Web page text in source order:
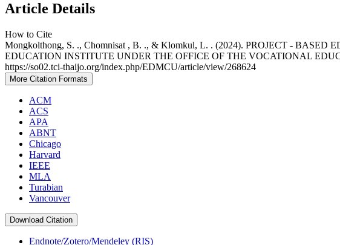
Article Details
How to Cite
Mongkolthong, S. ., Chomnisat , B. ., & Klomkul, L. . (2024). PROJECT -
EDUCATION INSTITUTE UNDER THE OFFICE OF THE VOCATIONAL
https://so02.tci-thaijo.org/index.php/EDMCU/article/view/268624
More Citation Formats
ACM
ACS
APA
ABNT
Chicago
Harvard
IEEE
MLA
Turabian
Vancouver
Download Citation
Endnote/Zotero/Mendeley (RIS)